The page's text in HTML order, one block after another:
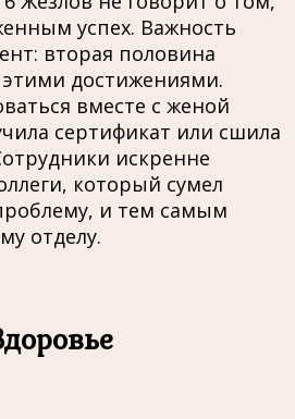
успех. Важность
вторая половина
достижениями.
вместе с женой
сертификат или сшила
искренне
который сумел
и тем самым
отделу.